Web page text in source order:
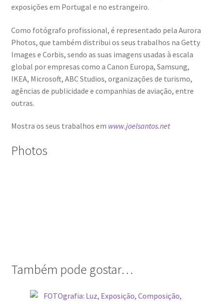
exposições em Portugal e no estrangeiro.
Como fotógrafo profissional, é representado pela Aurora
Photos, que também distribui os seus trabalhos na Getty
Images e Corbis, sendo as suas imagens usadas à escala
global por empresas como a Canon Europa, Samsung,
IKEA, Microsoft, ABC Studios, organizações de turismo,
agências de publicidade e companhias de aviação, entre
outras.
Mostra os seus trabalhos em www.joelsantos.net
Photos
Também pode gostar…